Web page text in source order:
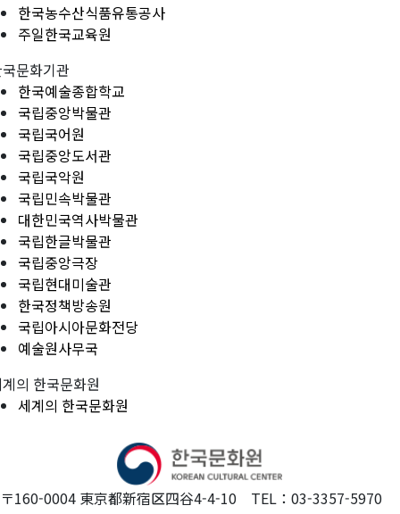
한국농수산식품유통공사
주일한국교육원
문화기관
한국예술종합학교
국립중앙박물관
국립국어원
국립중앙도서관
국립국악원
국립민속박물관
대한민국역사박물관
국립한글박물관
국립중앙극장
국립현대미술관
한국정책방송원
국립아시아문화전당
예술원사무국
의 한국문화원
세계의 한국문화원
〒160-0004 東京都新宿区四谷4-4-10 TEL：03-3357-5970